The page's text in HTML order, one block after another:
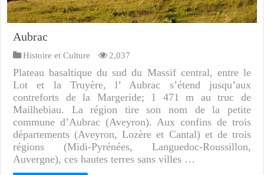
Aubrac
Histoire et Culture 2,037
Plateau basaltique du sud du Massif central, entre le
Lot et la Truyère, l’ Aubrac s’étend jusqu’aux
contreforts de la Margeride; 1 471 m au truc de
Mailhebiau. La région tire son nom de la petite
commune d’Aubrac (Aveyron). Aux confins de trois
départements (Aveyron, Lozère et Cantal) et de trois
régions (Midi-Pyrénées, Languedoc-Roussillon,
Auvergne), ces hautes terres sans villes …